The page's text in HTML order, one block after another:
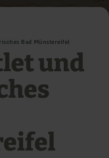
Bad Münstereifel
und